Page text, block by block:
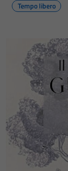
Tempo libero